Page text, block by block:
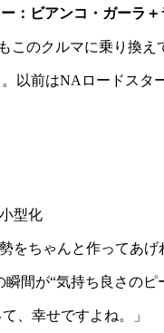
：ビアンコ・ガーラ
このクルマに乗り換
以前はNAロードスタ
型化
をちゃんと作ってあ
間が“気持ち良さのピ
、幸せですよね。」